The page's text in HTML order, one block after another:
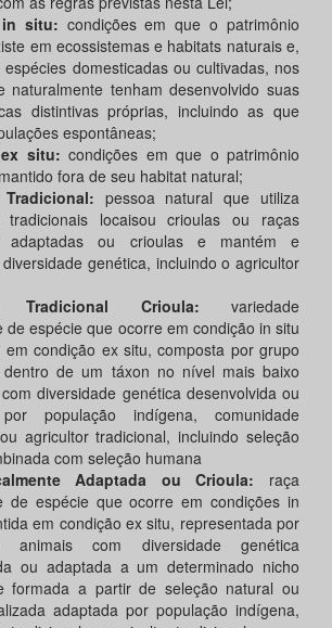
situ: condições em que o patrimônio
em ecossistemas e habitats naturais e,
domesticadas ou cultivadas, nos
naturalmente tenham desenvolvido suas
distintivas próprias, incluindo as que
espontâneas;
ex situ:condições em que o patrimônio
fora de seu habitat natural;
pessoa natural que utiliza
tradicionais locaisou crioulas ou raças
adaptadas ou crioulas e mantém e
genética, incluindo o agricultor
Tradicional Crioula: variedade
de espécie que ocorre em condição in situ
em condição ex situ, composta por grupo
de um táxon no nível mais baixo
diversidade genética desenvolvida ou
população indígena, comunidade
agricultor tradicional, incluindo seleção
com seleção humana
Adaptada ou Crioula: raça
de espécie que ocorre em condições in
em condição ex situ, representada por
com diversidade genética
ou adaptada a um determinado nicho
formada a partir de seleção natural ou
adaptada por população indígena,